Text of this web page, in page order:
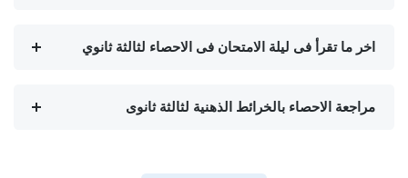
اخر ما تقرأ فى ليلة الامتحان فى الاحصاء لثالثة ثانوي
مراجعة الاحصاء بالخرائط الذهنية لثالثة ثانوى